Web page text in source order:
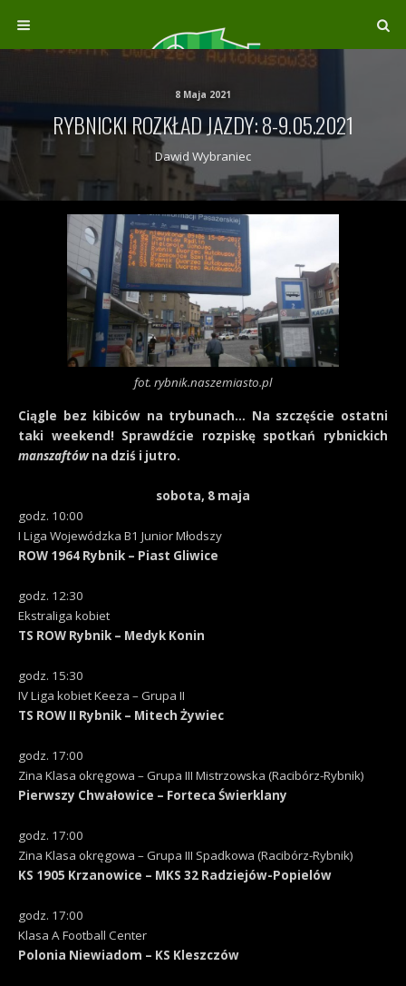
8 Maja 2021
RYBNICKI ROZKŁAD JAZDY: 8-9.05.2021
Dawid Wybraniec
fot. rybnik.naszemiasto.pl
Ciągle bez kibiców na trybunach… Na szczęście ostatni
taki weekend! Sprawdźcie rozpiskę spotkań rybnickich
manszaftów na dziś i jutro.
sobota, 8 maja
godz. 10:00
I Liga Wojewódzka B1 Junior Młodszy
ROW 1964 Rybnik – Piast Gliwice
godz. 12:30
Ekstraliga kobiet
TS ROW Rybnik – Medyk Konin
godz. 15:30
IV Liga kobiet Keeza – Grupa II
TS ROW II Rybnik – Mitech Żywiec
godz. 17:00
Zina Klasa okręgowa – Grupa III Mistrzowska (Racibórz-Rybnik)
Pierwszy Chwałowice – Forteca Świerklany
godz. 17:00
Zina Klasa okręgowa – Grupa III Spadkowa (Racibórz-Rybnik)
KS 1905 Krzanowice – MKS 32 Radziejów-Popielów
godz. 17:00
Klasa A Football Center
Polonia Niewiadom – KS Kleszczów